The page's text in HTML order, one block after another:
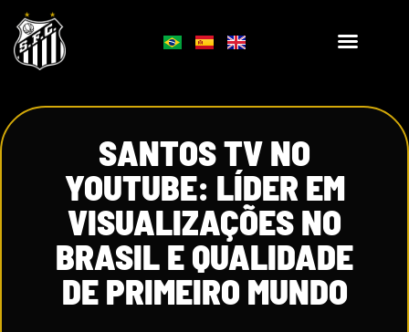
SANTOS TV NO
YOUTUBE: LÍDER EM
VISUALIZAÇÕES NO
BRASIL E QUALIDADE
DE PRIMEIRO MUNDO